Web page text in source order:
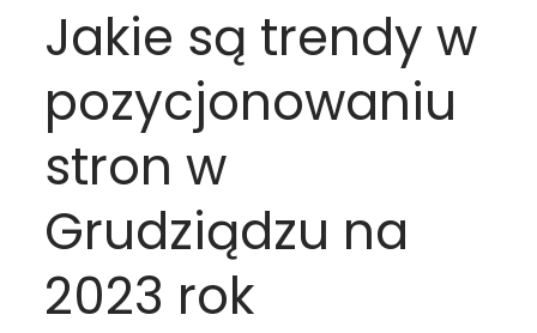
Jakie są trendy w
pozycjonowaniu
stron w
Grudziądzu na
2023 rok